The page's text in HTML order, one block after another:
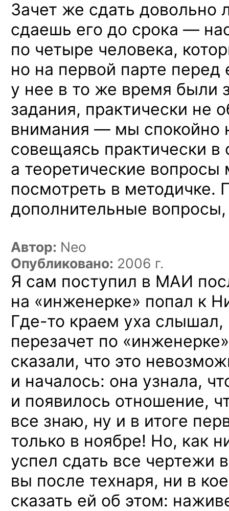
Зачет же сдать довольно
сдаешь его до срока —
по четыре человека,
но на первой парте
у нее в то же время были
задания, практически не
внимания — мы спокойно
совещаясь практически в
а теоретические
посмотреть в методичке.
дополнительные вопросы,
Автор: Neo
Опубликовано: 2006 г.
Я сам поступил в МАИ
на «инженерке» попал к
Где-то краем уха слышал,
перезачет по
сказали, что это
и началось: она узнала,
и появилось отношение,
все знаю, ну и в итоге
только в ноябре! Но, как
успел сдать все чертежи
вы после технаря, ни в
сказать ей об этом: